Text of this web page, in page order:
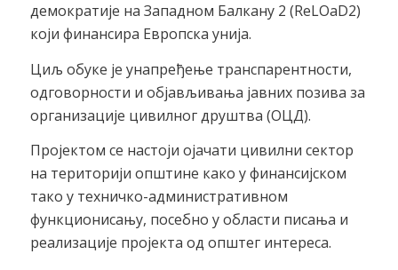
демократије на Западном Балкану 2 (ReLOaD2)
који финансира Европска унија.
Циљ обуке је унапређење транспарентности,
одговорности и објављивања јавних позива за
организације цивилног друштва (ОЦД).
Пројектом се настоји ојачати цивилни сектор
на територији општине како у финансијском
тако у техничко-административном
функционисању, посебно у области писања и
реализације пројекта од општег интереса.